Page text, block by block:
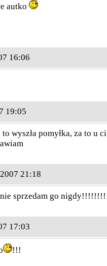
autko
16:06
19:05
wyszła pomyłka, za to u
21:18
nie sprzedam go
17:03
!!!